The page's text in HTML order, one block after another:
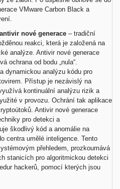
VMware Carbon Black a
nové generace – tradiční
reakci, která je založená na
analýze. Antivir nové generace
ochrana od bodu „nula“.
dynamickou analýzu kódu pro
Přístup je nezávislý na
kontinuální analýzu rizik a
v provozu. Ochrání tak aplikace
Antivir nové generace
pro detekci a
škodlivý kód a anomálie na
centra umělé inteligence. Tento
přehledem, prozkoumává
stanicích pro algoritmickou detekci
hackerů, pomocí kterých jsou